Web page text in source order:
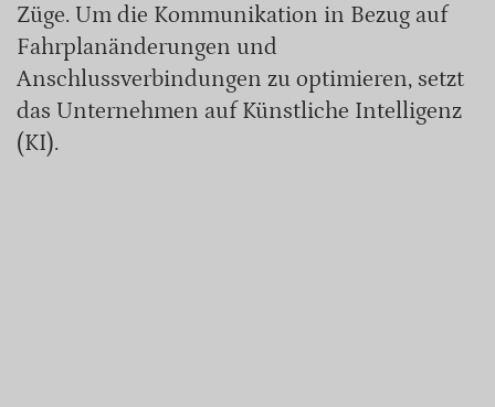
Züge. Um die Kommunikation in Bezug auf
Fahrplanänderungen und
Anschlussverbindungen zu optimieren, setzt
das Unternehmen auf Künstliche Intelligenz
(KI).